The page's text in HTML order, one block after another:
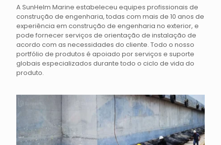
A SunHelm Marine estabeleceu equipes profissionais de
construção de engenharia, todas com mais de 10 anos de
experiência em construção de engenharia no exterior, e
pode fornecer serviços de orientação de instalação de
acordo com as necessidades do cliente. Todo o nosso
portfólio de produtos é apoiado por serviços e suporte
globais especializados durante todo o ciclo de vida do
produto.